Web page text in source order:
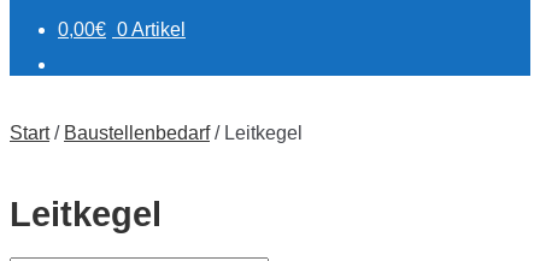
0,00€ 0 Artikel
Start/ Baustellenbedarf/ Leitkegel
Leitkegel